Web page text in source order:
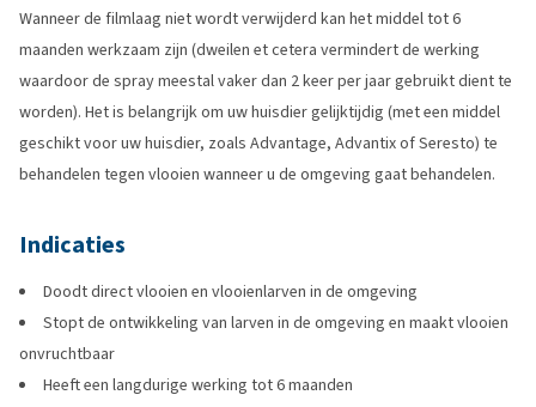
Wanneer de filmlaag niet wordt verwijderd kan het middel tot 6
maanden werkzaam zijn (dweilen et cetera vermindert de werking
waardoor de spray meestal vaker dan 2 keer per jaar gebruikt dient te
worden). Het is belangrijk om uw huisdier gelijktijdig (met een middel
geschikt voor uw huisdier, zoals Advantage, Advantix of Seresto) te
behandelen tegen vlooien wanneer u de omgeving gaat behandelen.
Indicaties
Doodt direct vlooien en vlooienlarven in de omgeving
Stopt de ontwikkeling van larven in de omgeving en maakt vlooien
onvruchtbaar
Heeft een langdurige werking tot 6 maanden